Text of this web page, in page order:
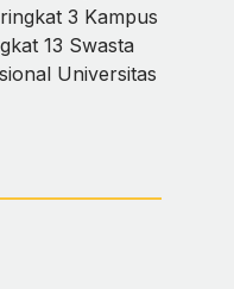
3 Kampus
13 Swasta
Universitas